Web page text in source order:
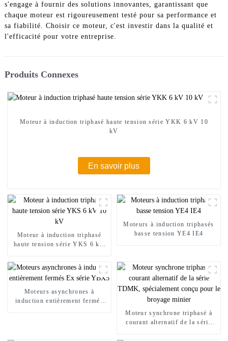
s'engage à fournir des solutions innovantes, garantissant que
chaque moteur est rigoureusement testé pour sa performance et
sa fiabilité. Choisir ce moteur, c'est investir dans la qualité et
l'efficacité pour votre entreprise.
Produits Connexes
Moteur à induction triphasé haute tension série YKK 6 kV 10
kV
En savoir plus
Moteur à induction triphasé
haute tension série YKS 6 kV
Moteurs à induction triphasés
basse tension YE4 IE4
Moteurs asynchrones à
induction entièrement fermés
Moteur synchrone triphasé à
courant alternatif de la série